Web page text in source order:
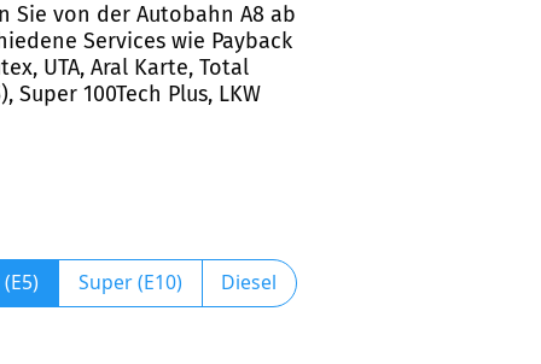
Sie von der Autobahn A8 ab
Services wie Payback
UTA, Aral Karte, Total
100Tech Plus, LKW
Super (E10) Diesel